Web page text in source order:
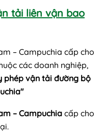
tải liên vận bao
– Campuchia cấp cho
các doanh nghiệp,
phép vận tải đường bộ
– Campuchia cấp cho